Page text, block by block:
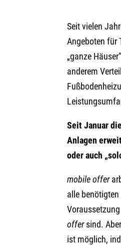
Seit vielen
Angeboten für
„ganze
anderem
Seit Januar
Anlagen
oder auch
mobile offer
alle
offersind.
ist möglich,